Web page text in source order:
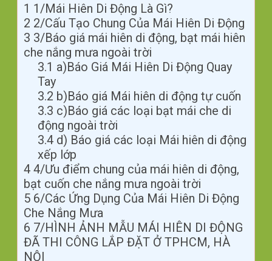
1 1/Mái Hiên Di Động Là Gì?
2 2/Cấu Tạo Chung Của Mái Hiên Di Động
3 3/Báo giá mái hiên di động, bạt mái hiên
che nắng mưa ngoài trời
3.1 a)Báo Giá Mái Hiên Di Động Quay
Tay
3.2 b)Báo giá Mái hiên di động tự cuốn
3.3 c)Báo giá các loại bạt mái che di
động ngoài trời
3.4d) Báo giá các loại Mái hiên di động
xếp lớp
4 4/Ưu điểm chung của mái hiên di động,
bạt cuốn che nắng mưa ngoài trời
5 6/Các Ứng Dụng Của Mái Hiên Di Động
Che Nắng Mưa
6 7/HÌNH ẢNH MẪU MÁI HIÊN DI ĐỘNG
ĐÃ THI CÔNG LẮP ĐẶT Ở TPHCM, HÀ
NỘI